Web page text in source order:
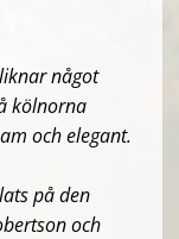
något
kölnorna
och elegant.
på den
och